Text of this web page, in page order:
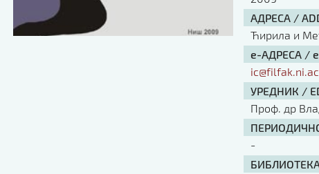
АДРЕСА /
Ћирила и
е-АДРЕСА /
УРЕДНИК /
Проф. др
-
БИБЛИОТЕКА